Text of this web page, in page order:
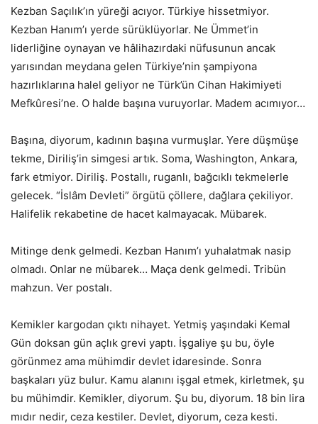
Kezban Saçılık’ın yüreği acıyor. Türkiye hissetmiyor.
Kezban Hanım’ı yerde sürüklüyorlar. Ne Ümmet’in
liderliğine oynayan ve hâlihazırdaki nüfusunun ancak
yarısından meydana gelen Türkiye’nin şampiyona
hazırlıklarına halel geliyor ne Türk’ün Cihan Hakimiyeti
Mefkûresi’ne. O halde başına vuruyorlar. Madem acımıyor…
Başına, diyorum, kadının başına vurmuşlar. Yere düşmüşe
tekme, Diriliş’in simgesi artık. Soma, Washington, Ankara,
fark etmiyor. Diriliş. Postallı, ruganlı, bağcıklı tekmelerle
gelecek. “İslâm Devleti” örgütü çöllere, dağlara çekiliyor.
Halifelik rekabetine de hacet kalmayacak. Mübarek.
Mitinge denk gelmedi. Kezban Hanım’ı yuhalatmak nasip
olmadı. Onlar ne mübarek… Maça denk gelmedi. Tribün
mahzun. Ver postalı.
Kemikler kargodan çıktı nihayet. Yetmiş yaşındaki Kemal
Gün doksan gün açlık grevi yaptı. İşgaliye şu bu, öyle
görünmez ama mühimdir devlet idaresinde. Sonra
başkaları yüz bulur. Kamu alanını işgal etmek, kirletmek, şu
bu mühimdir. Kemikler, diyorum. Şu bu, diyorum. 18 bin lira
mıdır nedir, ceza kestiler. Devlet, diyorum, ceza kesti.